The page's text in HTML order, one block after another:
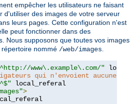
empêcher les utilisateurs ne faisant
d'utiliser des images de votre serveur
leurs pages. Cette configuration n'est
peut fonctionner dans des
Nous supposons que toutes vos images
nommé /web/images
www\.example\.com/"
qui n'envoient aucune
>